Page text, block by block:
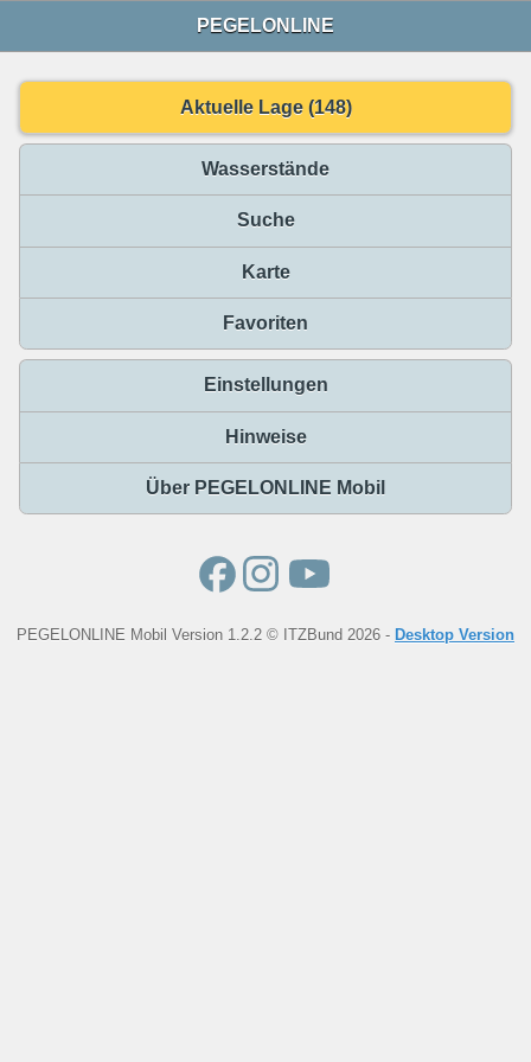
PEGELONLINE
Aktuelle Lage (148)
Wasserstände
Suche
Karte
Favoriten
Einstellungen
Hinweise
Über PEGELONLINE Mobil
PEGELONLINE Mobil Version 1.2.2 © ITZBund 2026 - Desktop Version